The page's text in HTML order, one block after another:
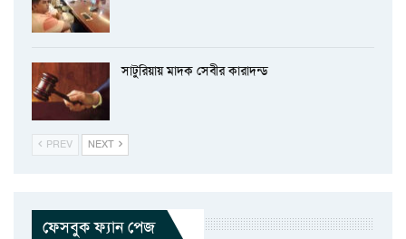
সাটুরিয়ায় মাদক সেবীর কারাদন্ড
PREV NEXT
ফেসবুক ফ্যান পেজ